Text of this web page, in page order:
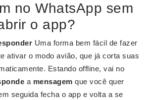
no WhatsApp sem
o app?
Uma forma bem fácil de fazer
ativar o modo avião, que já corta suas
Estando offline, vai no
a mensagem que você quer
seguida fecha o app e volta a se